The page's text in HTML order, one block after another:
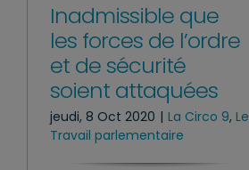
Inadmissible que
les forces de l’ordre
et de sécurité
soient attaquées
jeudi, 8 Oct 2020 | La Circo 9, Le
Travail parlementaire